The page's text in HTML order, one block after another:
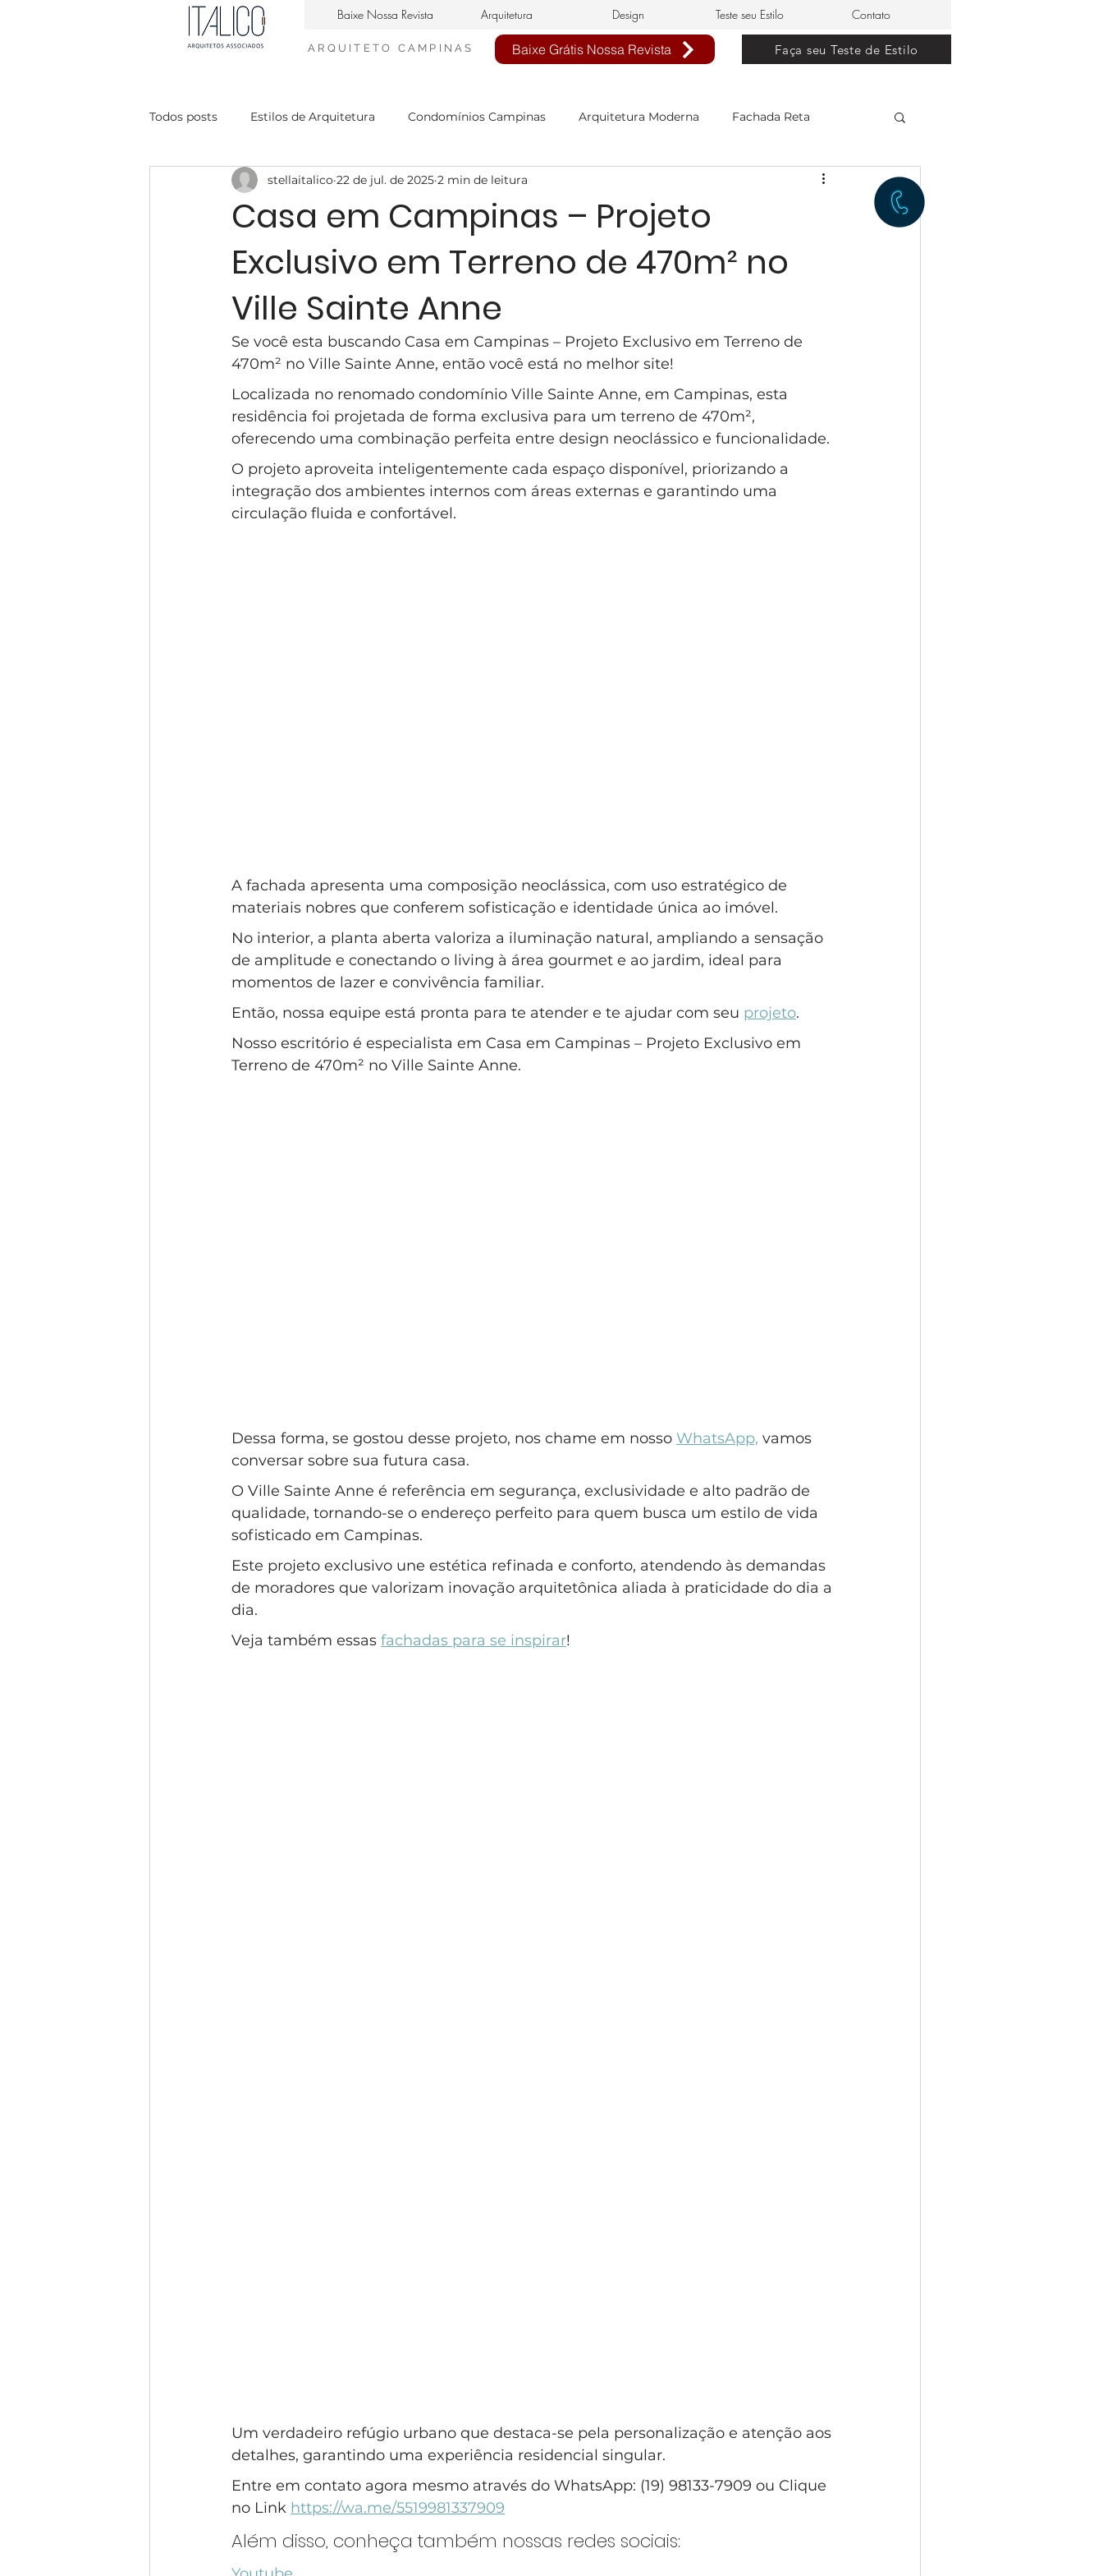
Baixe Nossa Revista Arquitetura Design Teste seu Estilo Contato
ARQUITETO CAMPINAS Baixe Grátis Nossa Revista Faça seu Teste de Estilo
Todos posts Estilos de Arquitetura Condomínios Campinas Arquitetura Moderna Fachada Reta
Casa Contemporanea Engenheiro Civil em Campinas
interiores neiclássico design de interiores projeto de interiores
condomínio Mont Blanc Casa Neoclássica Estilo Neoclássico
Condomínio Swiss Park Condomínio Sainte Anne Campinas
Casa em Campinas – Projeto
Exclusivo em Terreno de 470m² no
Ville Sainte Anne
stellaitalico 22 de jul. de 2025 2 min de leitura
Se você esta buscando Casa em Campinas – Projeto Exclusivo em Terreno de
470m² no Ville Sainte Anne, então você está no melhor site!
Localizada no renomado condomínio Ville Sainte Anne, em Campinas, esta
residência foi projetada de forma exclusiva para um terreno de 470m²,
oferecendo uma combinação perfeita entre design neoclássico e funcionalidade.
O projeto aproveita inteligentemente cada espaço disponível, priorizando a
integração dos ambientes internos com áreas externas e garantindo uma
circulação fluida e confortável.
A fachada apresenta uma composição neoclássica, com uso estratégico de
materiais nobres que conferem sofisticação e identidade única ao imóvel.
No interior, a planta aberta valoriza a iluminação natural, ampliando a sensação
de amplitude e conectando o living à área gourmet e ao jardim, ideal para
momentos de lazer e convivência familiar.
Então, nossa equipe está pronta para te atender e te ajudar com seu projeto.
Nosso escritório é especialista em Casa em Campinas – Projeto Exclusivo em
Terreno de 470m² no Ville Sainte Anne.
Dessa forma, se gostou desse projeto, nos chame em nosso WhatsApp, vamos
conversar sobre sua futura casa.
O Ville Sainte Anne é referência em segurança, exclusividade e alto padrão de
qualidade, tornando-se o endereço perfeito para quem busca um estilo de vida
sofisticado em Campinas.
Este projeto exclusivo une estética refinada e conforto, atendendo às demandas
de moradores que valorizam inovação arquitetônica aliada à praticidade do dia a
dia.
Veja também essas fachadas para se inspirar!
Um verdadeiro refúgio urbano que destaca-se pela personalização e atenção aos
detalhes, garantindo uma experiência residencial singular.
Entre em contato agora mesmo através do WhatsApp: (19) 98133-7909 ou Clique
no Link https://wa.me/5519981337909
Além disso, conheça também nossas redes sociais: